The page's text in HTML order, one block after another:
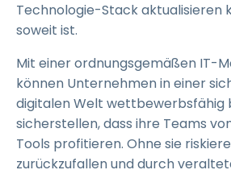
Technologie-Stack aktualisieren
soweit ist.
Mit einer ordnungsgemäßen IT-
können Unternehmen in einer
digitalen Welt wettbewerbsfähig
sicherstellen, dass ihre Teams
Tools profitieren. Ohne sie
zurückzufallen und durch